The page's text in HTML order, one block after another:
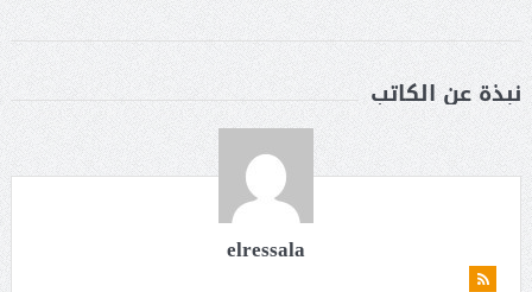
نبذة عن الكاتب
elressala